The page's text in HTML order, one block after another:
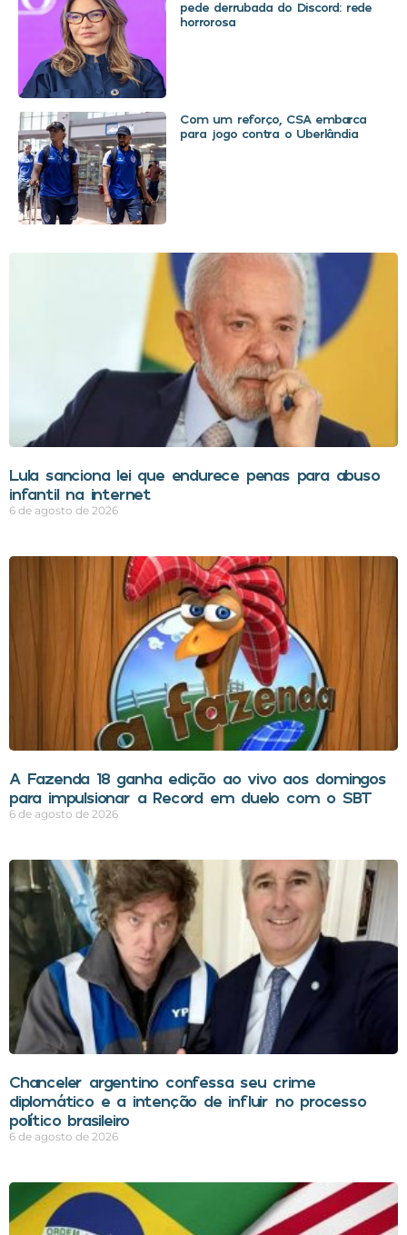
pede derrubada do Discord: rede
horrorosa
Com um reforço, CSA embarca
para jogo contra o Uberlândia
Lula sanciona lei que endurece penas para abuso
infantil na internet
6 de agosto de 2026
A Fazenda 18 ganha edição ao vivo aos domingos
para impulsionar a Record em duelo com o SBT
6 de agosto de 2026
Chanceler argentino confessa seu crime
diplomático e a intenção de influir no processo
político brasileiro
6 de agosto de 2026